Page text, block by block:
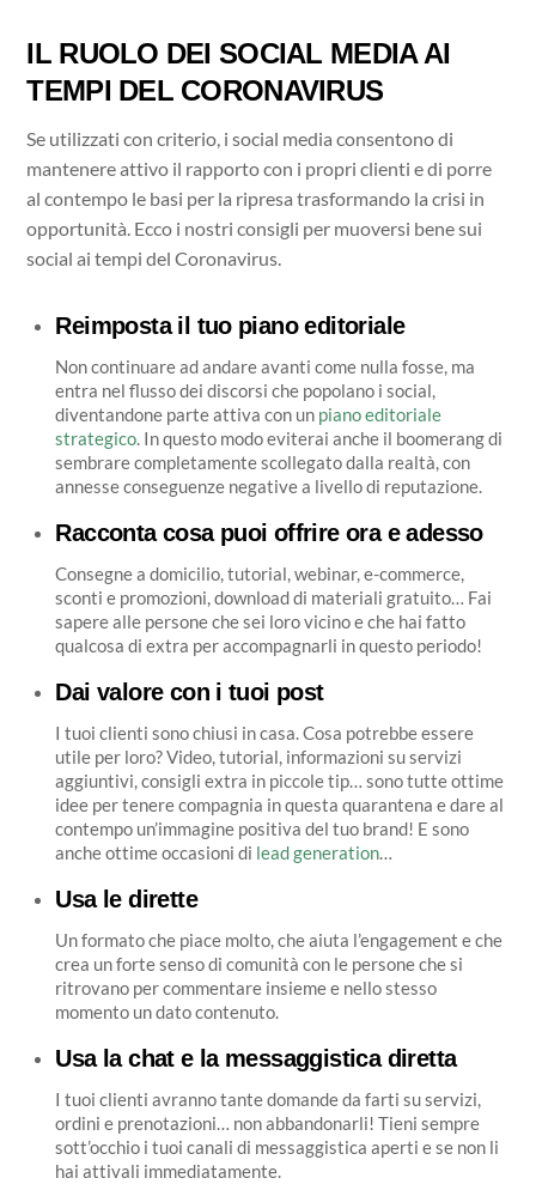
IL RUOLO DEI SOCIAL MEDIA AI
TEMPI DEL CORONAVIRUS
Se utilizzati con criterio, i social media consentono di
mantenere attivo il rapporto con i propri clienti e di porre
al contempo le basi per la ripresa trasformando la crisi in
opportunità. Ecco i nostri consigli per muoversi bene sui
social ai tempi del Coronavirus.
Reimposta il tuo piano editoriale
Non continuare ad andare avanti come nulla fosse, ma
entra nel flusso dei discorsi che popolano i social,
diventandone parte attiva con un piano editoriale
strategico. In questo modo eviterai anche il boomerang di
sembrare completamente scollegato dalla realtà, con
annesse conseguenze negative a livello di reputazione.
Racconta cosa puoi offrire ora e adesso
Consegne a domicilio, tutorial, webinar, e-commerce,
sconti e promozioni, download di materiali gratuito… Fai
sapere alle persone che sei loro vicino e che hai fatto
qualcosa di extra per accompagnarli in questo periodo!
Dai valore con i tuoi post
I tuoi clienti sono chiusi in casa. Cosa potrebbe essere
utile per loro? Video, tutorial, informazioni su servizi
aggiuntivi, consigli extra in piccole tip… sono tutte ottime
idee per tenere compagnia in questa quarantena e dare al
contempo un’immagine positiva del tuo brand! E sono
anche ottime occasioni di lead generation…
Usa le dirette
Un formato che piace molto, che aiuta l’engagement e che
crea un forte senso di comunità con le persone che si
ritrovano per commentare insieme e nello stesso
momento un dato contenuto.
Usa la chat e la messaggistica diretta
I tuoi clienti avranno tante domande da farti su servizi,
ordini e prenotazioni… non abbandonarli! Tieni sempre
sott’occhio i tuoi canali di messaggistica aperti e se non li
hai attivali immediatamente.